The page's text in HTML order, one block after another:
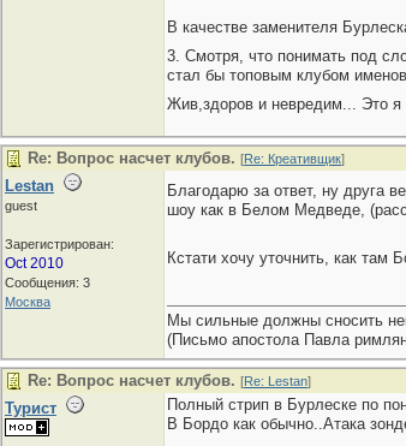
В качестве заменителя
3. Смотря, что понимать под
стал бы топовым клубом
Жив,здоров и невредим... Это я
Re: Вопрос насчет клубов. [Re: Креативщик]
Lestan
guest
Зарегистрирован:
Oct 2010
Сообщения: 3
Москва
Благодарю за ответ, ну друга
шоу как в Белом Медведе,
Кстати хочу уточнить, как там
Мы сильные должны сносить
(Письмо апостола Павла
Re: Вопрос насчет клубов. [Re: Lestan]
Турист
Полный стрип в Бурлеске по
В Бордо как обычно..Атака